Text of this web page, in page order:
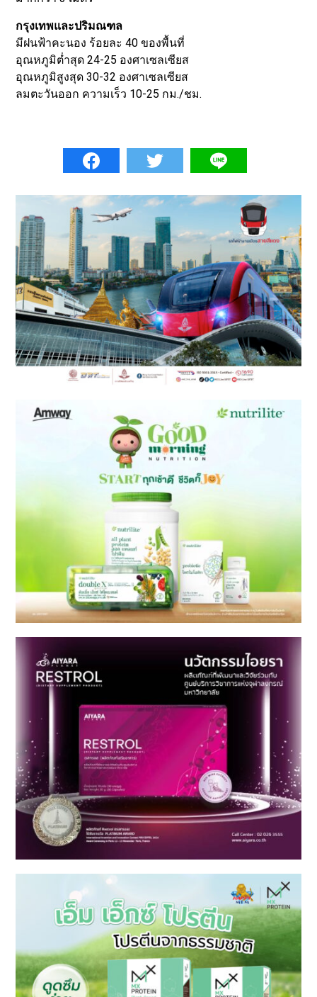
กรุงเทพและปริมณฑล
มีฝนฟ้าคะนอง ร้อยละ 40 ของพื้นที่
อุณหภูมิต่ำสุด 24-25 องศาเซลเซียส
อุณหภูมิสูงสุด 30-32 องศาเซลเซียส
ลมตะวันออก ความเร็ว 10-25 กม./ชม.